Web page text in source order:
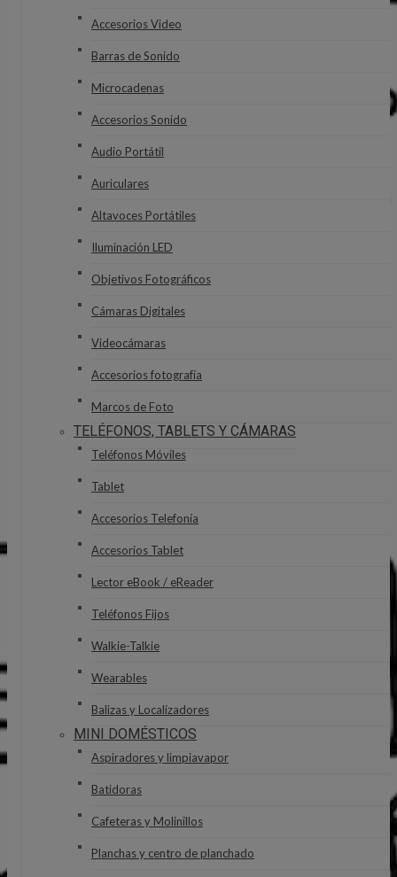
Accesorios Video
Barras de Sonido
Microcadenas
Accesorios Sonido
Audio Portátil
Auriculares
Altavoces Portátiles
Iluminación LED
Objetivos Fotográficos
Cámaras Digitales
Videocámaras
Accesorios fotografía
Marcos de Foto
TELÉFONOS, TABLETS Y CÁMARAS
Teléfonos Móviles
Tablet
Accesorios Telefonía
Accesorios Tablet
Lector eBook / eReader
Teléfonos Fijos
Walkie-Talkie
Wearables
Balizas y Localizadores
MINI DOMÉSTICOS
Aspiradores y limpiavapor
Batidoras
Cafeteras y Molinillos
Planchas y centro de planchado